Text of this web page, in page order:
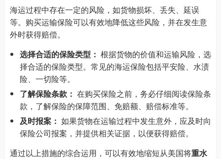
海运过程中存在一定的风险，如货物损坏、丢失、延误
等。购买运输保险可以有效地降低这些风险，并在发生意
外时获得赔偿。
选择合适的保险类型： 根据货物的价值和运输风险，选
择合适的保险类型。常见的海运保险包括平安险、水渍
险、一切险等。
了解保险条款： 在购买保险之前，务必仔细阅读保险条
款，了解保险的保障范围、免赔额、赔偿标准等。
及时报案： 如果货物在运输过程中发生意外，应及时向
保险公司报案，并提供相关证据，以便获得赔偿。
通过以上措施的综合运用，可以有效地缩短从美国将重水